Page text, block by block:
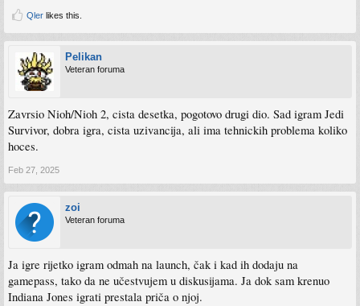
Qler likes this.
Pelikan
Veteran foruma
Zavrsio Nioh/Nioh 2, cista desetka, pogotovo drugi dio. Sad igram Jedi
Survivor, dobra igra, cista uzivancija, ali ima tehnickih problema koliko
hoces.
Feb 27, 2025
zoi
Veteran foruma
Ja igre rijetko igram odmah na launch, čak i kad ih dodaju na
gamepass, tako da ne učestvujem u diskusijama. Ja dok sam krenuo
Indiana Jones igrati prestala priča o njoj.